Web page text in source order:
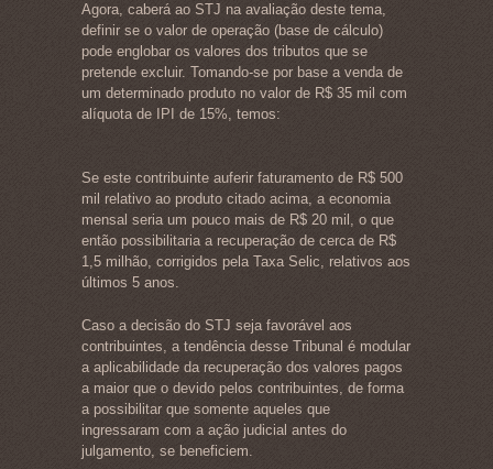
Agora, caberá ao STJ na avaliação deste tema,
definir se o valor de operação (base de cálculo)
pode englobar os valores dos tributos que se
pretende excluir. Tomando-se por base a venda de
um determinado produto no valor de R$ 35 mil com
alíquota de IPI de 15%, temos:
Se este contribuinte auferir faturamento de R$ 500
mil relativo ao produto citado acima, a economia
mensal seria um pouco mais de R$ 20 mil, o que
então possibilitaria a recuperação de cerca de R$
1,5 milhão, corrigidos pela Taxa Selic, relativos aos
últimos 5 anos.
Caso a decisão do STJ seja favorável aos
contribuintes, a tendência desse Tribunal é modular
a aplicabilidade da recuperação dos valores pagos
a maior que o devido pelos contribuintes, de forma
a possibilitar que somente aqueles que
ingressaram com a ação judicial antes do
julgamento, se beneficiem.